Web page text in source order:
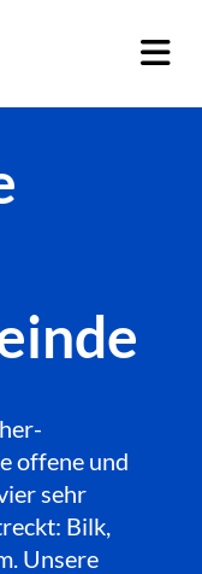
offene und
sehr
Bilk,
Unsere